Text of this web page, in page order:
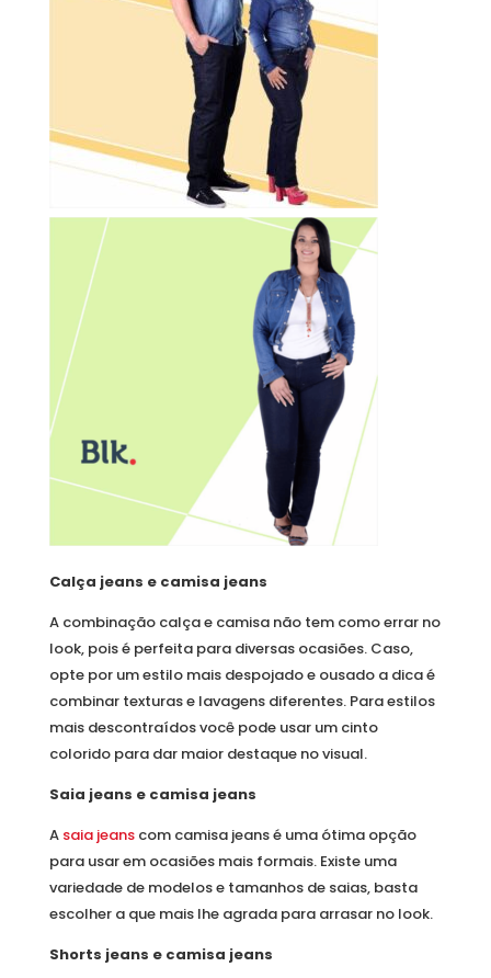
Calça jeans e camisa jeans
A combinação calça e camisa não tem como errar no
look, pois é perfeita para diversas ocasiões. Caso,
opte por um estilo mais despojado e ousado a dica é
combinar texturas e lavagens diferentes. Para estilos
mais descontraídos você pode usar um cinto
colorido para dar maior destaque no visual.
Saia jeans e camisa jeans
Asaia jeanscom camisa jeans é uma ótima opção
para usar em ocasiões mais formais. Existe uma
variedade de modelos e tamanhos de saias, basta
escolher a que mais lhe agrada para arrasar no look.
Shorts jeans e camisa jeans